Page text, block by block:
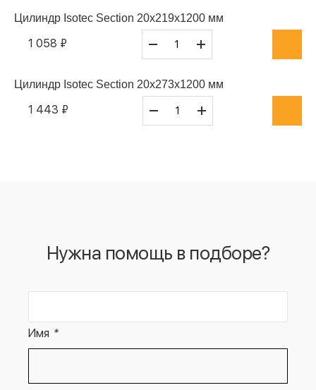
Цилиндр Isotec Section 20x219x1200 мм
1 058 ₽
Цилиндр Isotec Section 20x273x1200 мм
1 443 ₽
Нужна помощь в подборе?
Имя *